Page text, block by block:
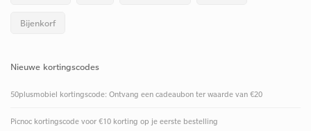
Bijenkorf
Nieuwe kortingscodes
50plusmobiel kortingscode: Ontvang een cadeaubon ter waarde van €20
Picnoc kortingscode voor €10 korting op je eerste bestelling